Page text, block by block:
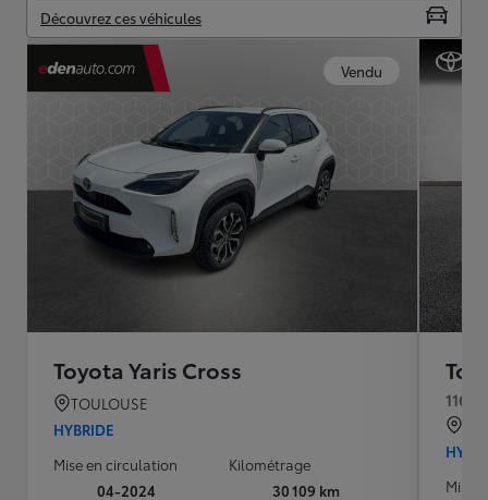
Découvrez ces véhicules
Vendu
Toyota Yaris Cross
TOULOUSE
HYBRIDE
Mise en circulation
04-2024
Kilométrage
30 109 km
116h
Mise